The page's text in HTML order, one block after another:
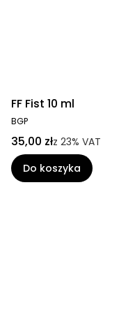
FF Fist 10 ml
BGP
35,00 złz 23% VAT
Do koszyka